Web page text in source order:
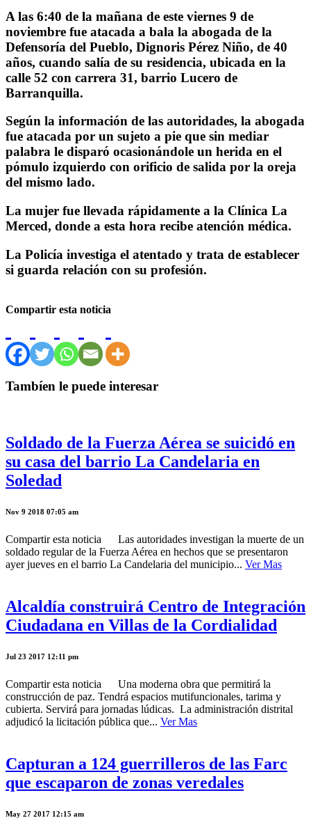
A las 6:40 de la mañana de este viernes 9 de
noviembre fue atacada a bala la abogada de la
Defensoría del Pueblo, Dignoris Pérez Niño, de 40
años, cuando salía de su residencia, ubicada en la
calle 52 con carrera 31, barrio Lucero de
Barranquilla.
Según la información de las autoridades, la abogada
fue atacada por un sujeto a pie que sin mediar
palabra le disparó ocasionándole un herida en el
pómulo izquierdo con orificio de salida por la oreja
del mismo lado.
La mujer fue llevada rápidamente a la Clínica La
Merced, donde a esta hora recibe atención médica.
La Policía investiga el atentado y trata de establecer
si guarda relación con su profesión.
Compartir esta noticia
Tambíen le puede interesar
Soldado de la Fuerza Aérea se suicidó en
su casa del barrio La Candelaria en
Soledad
Nov 9 2018 07:05 am
Compartir esta noticia Las autoridades investigan la muerte de un
soldado regular de la Fuerza Aérea en hechos que se presentaron
ayer jueves en el barrio La Candelaria del municipio... Ver Mas
Alcaldía construirá Centro de Integración
Ciudadana en Villas de la Cordialidad
Jul 23 2017 12:11 pm
Compartir esta noticia Una moderna obra que permitirá la
construcción de paz. Tendrá espacios mutifuncionales, tarima y
cubierta. Servirá para jornadas lúdicas. La administración distrital
adjudicó la licitación pública que... Ver Mas
Capturan a 124 guerrilleros de las Farc
que escaparon de zonas veredales
May 27 2017 12:15 am